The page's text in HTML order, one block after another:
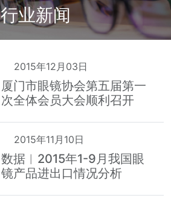
行业新闻
2015年12月03日
厦门市眼镜协会第五届第一
次全体会员大会顺利召开
2015年11月10日
数据︱2015年1-9月我国眼
镜产品进出口情况分析